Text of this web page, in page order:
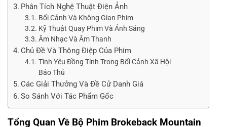
Phân Tích Nghệ Thuật Điện Ảnh
Bối Cảnh Và Không Gian Phim
Kỹ Thuật Quay Phim Và Ánh Sáng
Âm Nhạc Và Âm Thanh
Chủ Đề Và Thông Điệp Của Phim
Tình Yêu Đồng Tính Trong Bối Cảnh Xã Hội
Bảo Thủ
Các Giải Thưởng Và Đề Cử Danh Giá
So Sánh Với Tác Phẩm Gốc
Tổng Quan Về Bộ Phim Brokeback Mountain